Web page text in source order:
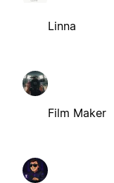
Linna
Film Maker